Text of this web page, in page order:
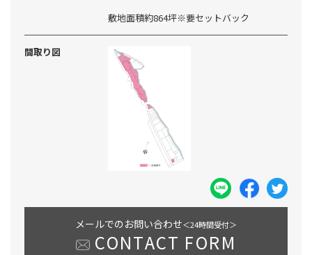
敷地面積約864坪※要セットバック
間取り図
メールでのお問い合わせ＜24時間受付＞
CONTACT FORM